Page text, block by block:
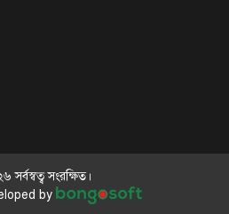
প্রতিমন্ত্রীর সঙ্গে গীতাঞ্জলি সিংয়ের
সংরক্ষিত।
by